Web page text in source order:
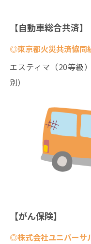
【自動車総合共済】
◎東京都火災共済恊同
エスティマ（20等級
別）
【がん保険】
◎株式会社ユニバーサ